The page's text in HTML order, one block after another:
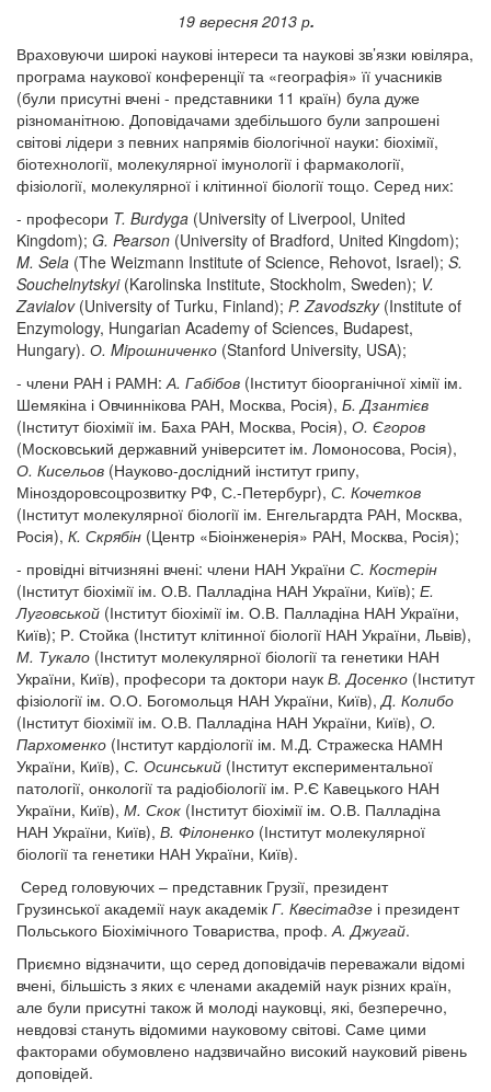
19 вересня 2013 р.
Враховуючи широкі наукові інтереси та наукові зв’язки ювіляра,
програма наукової конференції та «географія» її учасників
(були присутні вчені - представники 11 країн) була дуже
різноманітною. Доповідачами здебільшого були запрошені
світові лідери з певних напрямів біологічної науки: біохімії,
біотехнології, молекулярної імунології і фармакології,
фізіології, молекулярної і клітинної біології тощо. Серед них:
- професори T. Burdyga (University of Liverpool, United
Kingdom); G. Pearson (University of Bradford, United Kingdom);
M. Sela (The Weizmann Institute of Science, Rehovot, Israel); S.
Souchelnytskyi(Karolinska Institute, Stockholm, Sweden); V.
Zavialov(University of Turku, Finland); P. Zavodszky(Institute of
Enzymology, Hungarian Academy of Sciences, Budapest,
Hungary). О. Miрошниченко (Stanford University, USA);
- члени РАН і РАМН: А. Габібов (Інститут біоорганічної хімії ім.
Шемякіна і Овчиннікова РАН, Москва, Росія), Б. Дзантієв
(Інститут біохімії ім. Баха РАН, Москва, Росія), О. Єгоров
(Московський державний університет ім. Ломоносова, Росія),
О. Кисельов (Науково-дослідний інститут грипу,
Міноздоровсоцрозвитку РФ, С.-Петербург), С. Кочетков
(Інститут молекулярної біології ім. Енгельгардта РАН, Москва,
Росія), К. Скрябін (Центр «Біоінженерія» РАН, Москва, Росія);
- провідні вітчизняні вчені: члени НАН України С. Костерін
(Інститут біохімії ім. О.В. Палладіна НАН України, Київ); Е.
Луговськой (Інститут біохімії ім. О.В. Палладіна НАН України,
Київ); Р. Стойка (Інститут клітинної біології НАН України, Львів),
М. Тукало (Інститут молекулярної біології та генетики НАН
України, Київ), професори та доктори наук В. Досенко (Інститут
фізіології ім. О.О. Богомольця НАН України, Київ), Д. Колибо
(Інститут біохімії ім. О.В. Палладіна НАН України, Київ), О.
Пархоменко (Інститут кардіології ім. М.Д. Стражеска НАМН
України, Київ), С. Осинський (Інститут експериментальної
патології, онкології та радіобіології ім. Р.Є Кавецького НАН
України, Київ), М. Скок (Інститут біохімії ім. О.В. Палладіна
НАН України, Київ), В. Філоненко (Інститут молекулярної
біології та генетики НАН України, Київ).
Серед головуючих – представник Грузії, президент
Грузинської академії наук академік Г. Квесітадзе і президент
Польського Біохімічного Товариства, проф. А. Джугай.
Приємно відзначити, що серед доповідачів переважали відомі
вчені, більшість з яких є членами академій наук різних країн,
але були присутні також й молоді науковці, які, безперечно,
невдовзі стануть відомими науковому світові. Саме цими
факторами обумовлено надзвичайно високий науковий рівень
доповідей.